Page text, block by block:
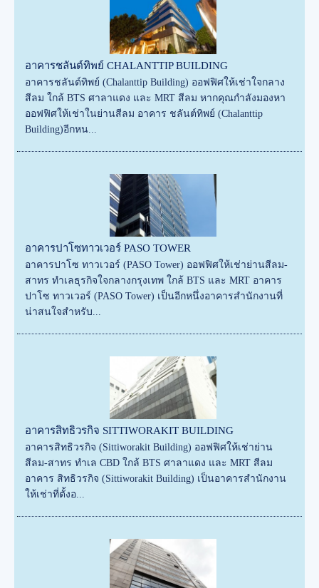
อาคารชลันต์ทิพย์ CHALANTTIP BUILDING
อาคารชลันต์ทิพย์ (Chalanttip Building) ออฟฟิศให้เช่าใจกลาง
สีลม ใกล้ BTS ศาลาแดง และ MRT สีลม หากคุณกำลังมองหา
ออฟฟิศให้เช่าในย่านสีลม อาคาร ชลันต์ทิพย์ (Chalanttip
Building)อีกหน...
อาคารปาโซทาวเวอร์ PASO TOWER
อาคารปาโซ ทาวเวอร์ (PASO Tower) ออฟฟิศให้เช่าย่านสีลม-
สาทร ทำเลธุรกิจใจกลางกรุงเทพ ใกล้ BTS และ MRT อาคาร
ปาโซ ทาวเวอร์ (PASO Tower) เป็นอีกหนึ่งอาคารสำนักงานที่
น่าสนใจสำหรับ...
อาคารสิทธิวรกิจ SITTIWORAKIT BUILDING
อาคารสิทธิวรกิจ (Sittiworakit Building) ออฟฟิศให้เช่าย่าน
สีลม-สาทร ทำเล CBD ใกล้ BTS ศาลาแดง และ MRT สีลม
อาคาร สิทธิวรกิจ (Sittiworakit Building) เป็นอาคารสำนักงาน
ให้เช่าที่ตั้งอ...